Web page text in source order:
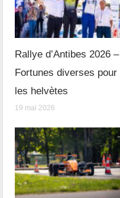
Rallye d’Antibes 2026 –
Fortunes diverses pour
les helvètes
19 mai 2026